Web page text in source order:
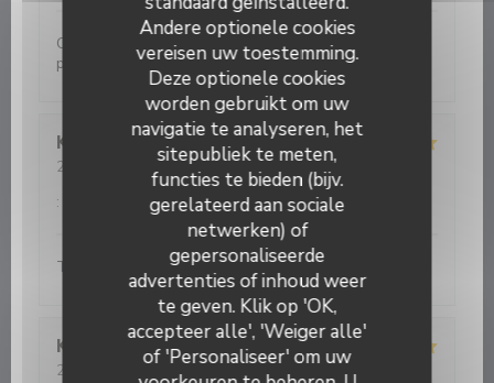
Andere optionele cookies
vereisen uw toestemming.
Deze optionele cookies
worden gebruikt om uw
navigatie te analyseren, het
sitepubliek te meten,
functies te bieden (bijv.
gerelateerd aan sociale
netwerken) of
gepersonaliseerde
advertenties of inhoud weer
te geven. Klik op 'OK,
accepteer alle', 'Weiger alle'
of 'Personaliseer' om uw
Cuisine inventive. Très belle alliance de goûts . Belle
présentation.
Koen
2026-08-04
- 19:00 - Gasten 2
Atmosfeer: 5/5 Keuken: 5/5 Kwaliteit / Prijs
:
Top ! Very good price-quality of food and service !
Kittie
2026-08-04
- 19:30 - Gasten 2